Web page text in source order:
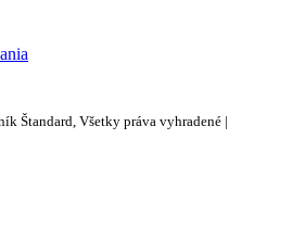
Štandard, Všetky práva vyhradené |